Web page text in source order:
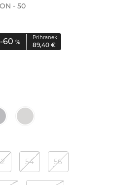
- 50
-60 %
Prihranek
89,40 €
54 56